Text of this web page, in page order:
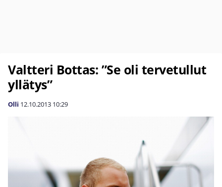
Valtteri Bottas: ”Se oli tervetullut
yllätys”
Olli 12.10.2013 10:29